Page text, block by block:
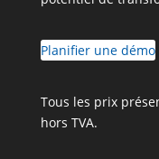
Planifier une démo
Tous les prix
hors TVA.